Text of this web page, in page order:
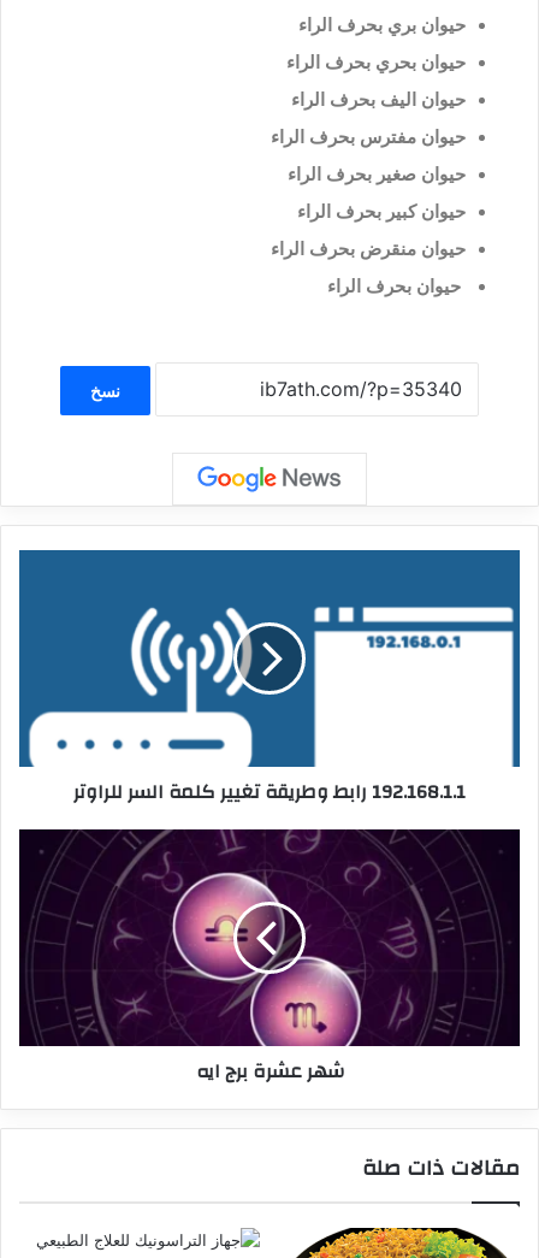
حيوان بري بحرف الراء
حيوان بحري بحرف الراء
حيوان اليف بحرف الراء
حيوان مفترس بحرف الراء
حيوان صغير بحرف الراء
حيوان كبير بحرف الراء
حيوان منقرض بحرف الراء
حيوان بحرف الراء
نسخ
192.168.1.1 رابط وطريقة تغيير كلمة السر للراوتر
شهر عشرة برج ايه
مقالات ذات صلة